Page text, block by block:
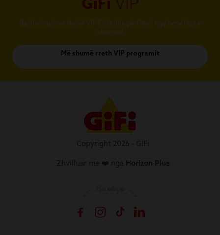
Bashkohuni në klubin VIP Club dhe përfitoni nga benefitet e
shumta!
Më shumë rreth VIP programit